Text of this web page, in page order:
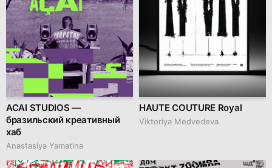
ACAI STUDIOS —
бразильский креативный
хаб
Anastasiya Yamatina
HAUTE COUTURE Royal
Viktoriya Medvedeva